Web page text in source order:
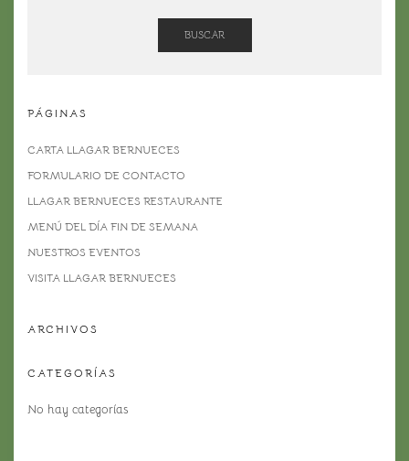
BUSCAR
PÁGINAS
CARTA LLAGAR BERNUECES
FORMULARIO DE CONTACTO
LLAGAR BERNUECES RESTAURANTE
MENÚ DEL DÍA FIN DE SEMANA
NUESTROS EVENTOS
VISITA LLAGAR BERNUECES
ARCHIVOS
CATEGORÍAS
No hay categorías